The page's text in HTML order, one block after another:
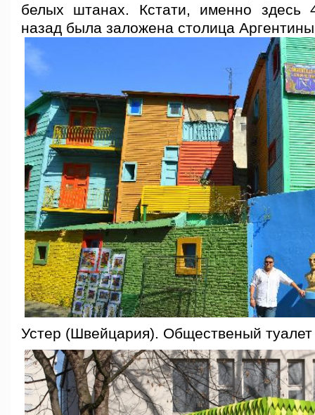
белых штанах. Кстати, именно
назад была заложена столица
Устер (Швейцария). Общественый туалет